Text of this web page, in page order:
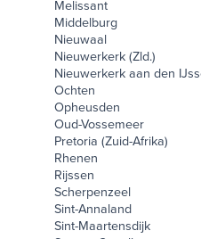
Melissant
Middelburg
Nieuwaal
Nieuwerkerk (Zld.)
Nieuwerkerk aan den
Ochten
Opheusden
Oud-Vossemeer
Pretoria (Zuid-Afrika)
Rhenen
Rijssen
Scherpenzeel
Sint-Annaland
Sint-Maartensdijk